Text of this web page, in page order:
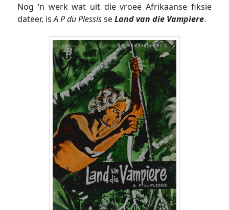
Nog ‘n werk wat uit die vroeë Afrikaanse fiksie
dateer, isA P du PlessisseLand van die Vampiere.